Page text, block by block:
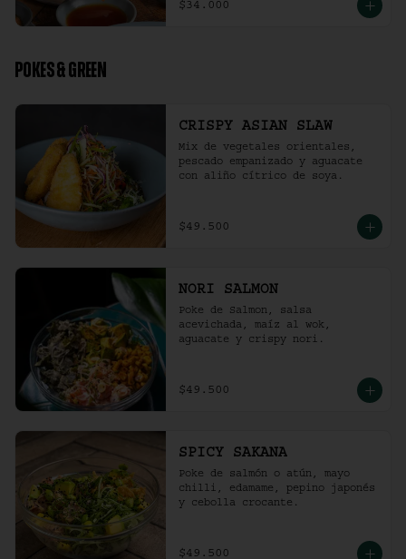
$34.000
POKES & GREEN
CRISPY ASIAN SLAW
Mix de vegetales orientales,
pescado empanizado y aguacate
con aliño cítrico de soya.
$49.500
NORI SALMON
Poke de Salmon, salsa
acevichada, maíz al wok,
aguacate y crispy nori.
$49.500
SPICY SAKANA
Poke de salmón o atún, mayo
chilli, edamame, pepino japonés
y cebolla crocante.
$49.500